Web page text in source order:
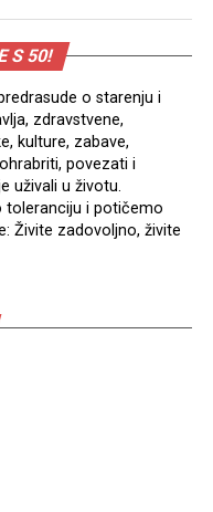
S 50!
o starenju i
zdravstvene,
kulture, zabave,
povezati i
uživali u životu.
toleranciju i potičemo
Živite zadovoljno, živite